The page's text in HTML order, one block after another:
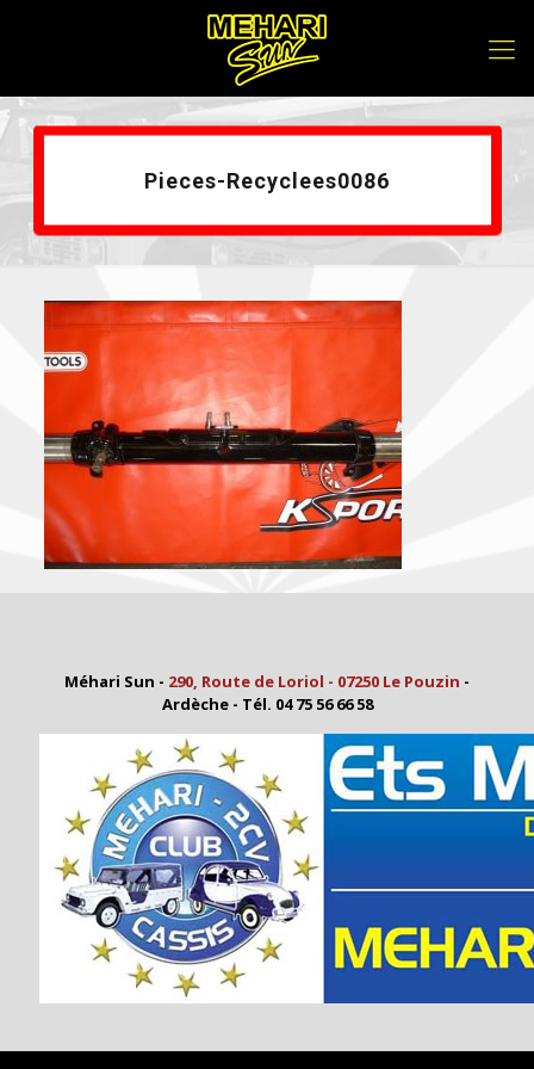
Pieces-Recyclees0086
Méhari Sun - 290, Route de Loriol - 07250 Le Pouzin -
Ardèche - Tél. 04 75 56 66 58